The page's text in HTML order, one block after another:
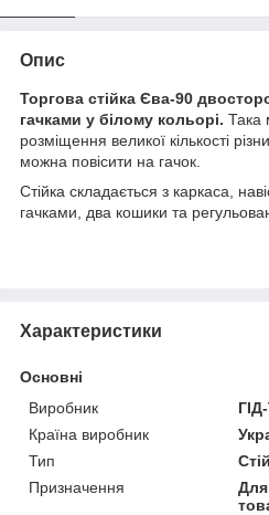
Опис
Торгова стійка Єва-90
гачками у білому кольорі. Така
розміщення великої кількості
можна повісити на гачок.
Стійка складається з каркаса,
гачками, два кошики та
Характеристики
Основні
Виробник
Країна виробник
Тип
Призначення